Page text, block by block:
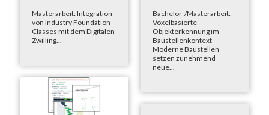
Masterarbeit: Integration
von Industry Foundation
Classes mit dem Digitalen
Zwilling...
Bachelor-/Masterarbeit:
Voxelbasierte
Objekterkennung im
Baustellenkontext
Moderne Baustellen
setzen zunehmend
neue...